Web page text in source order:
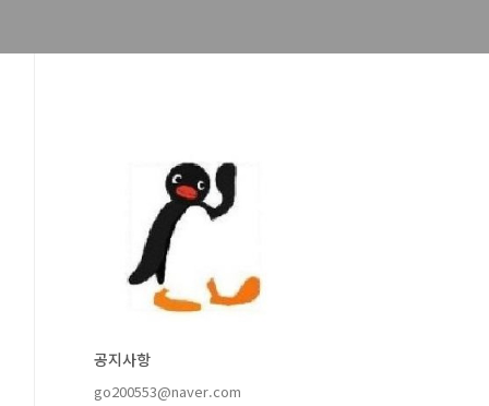
공지사항
go200553@naver.com